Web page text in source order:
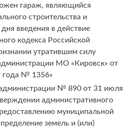
гараж, являющийся
строительства и
введения в действие
кодекса Российской
утратившим силу
МО «Кировск» от
года № 1356»
№ 890 от 31 июля
административного
муниципальной
земель и (или)